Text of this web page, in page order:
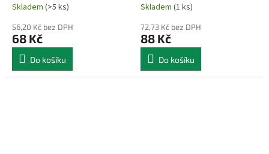
Skladem (>5 ks)
56,20 Kč bez DPH
68 Kč
Do košíku
Skladem (1 ks)
72,73 Kč bez DPH
88 Kč
Do košíku